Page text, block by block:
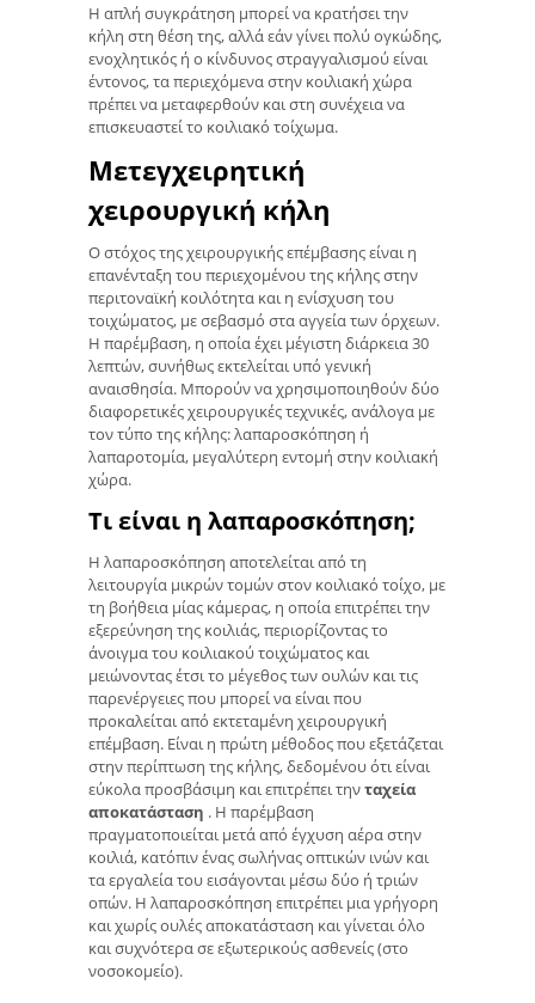
Η απλή συγκράτηση μπορεί να κρατήσει την
κήλη στη θέση της, αλλά εάν γίνει πολύ ογκώδης,
ενοχλητικός ή ο κίνδυνος στραγγαλισμού είναι
έντονος, τα περιεχόμενα στην κοιλιακή χώρα
πρέπει να μεταφερθούν και στη συνέχεια να
επισκευαστεί το κοιλιακό τοίχωμα.
Μετεγχειρητική
χειρουργική κήλη
Ο στόχος της χειρουργικής επέμβασης είναι η
επανένταξη του περιεχομένου της κήλης στην
περιτοναϊκή κοιλότητα και η ενίσχυση του
τοιχώματος, με σεβασμό στα αγγεία των όρχεων.
Η παρέμβαση, η οποία έχει μέγιστη διάρκεια 30
λεπτών, συνήθως εκτελείται υπό γενική
αναισθησία. Μπορούν να χρησιμοποιηθούν δύο
διαφορετικές χειρουργικές τεχνικές, ανάλογα με
τον τύπο της κήλης: λαπαροσκόπηση ή
λαπαροτομία, μεγαλύτερη εντομή στην κοιλιακή
χώρα.
Τι είναι η λαπαροσκόπηση;
Η λαπαροσκόπηση αποτελείται από τη
λειτουργία μικρών τομών στον κοιλιακό τοίχο, με
τη βοήθεια μίας κάμερας, η οποία επιτρέπει την
εξερεύνηση της κοιλιάς, περιορίζοντας το
άνοιγμα του κοιλιακού τοιχώματος και
μειώνοντας έτσι το μέγεθος των ουλών και τις
παρενέργειες που μπορεί να είναι που
προκαλείται από εκτεταμένη χειρουργική
επέμβαση. Είναι η πρώτη μέθοδος που εξετάζεται
στην περίπτωση της κήλης, δεδομένου ότι είναι
εύκολα προσβάσιμη και επιτρέπει τηνταχεία
αποκατάσταση . Η παρέμβαση
πραγματοποιείται μετά από έγχυση αέρα στην
κοιλιά, κατόπιν ένας σωλήνας οπτικών ινών και
τα εργαλεία του εισάγονται μέσω δύο ή τριών
οπών. Η λαπαροσκόπηση επιτρέπει μια γρήγορη
και χωρίς ουλές αποκατάσταση και γίνεται όλο
και συχνότερα σε εξωτερικούς ασθενείς (στο
νοσοκομείο).